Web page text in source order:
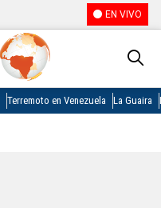
EN VIVO
Terremoto en Venezuela La Guaira